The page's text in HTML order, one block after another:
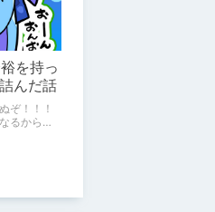
を持っ
んだ話
ぞ！！！
るから